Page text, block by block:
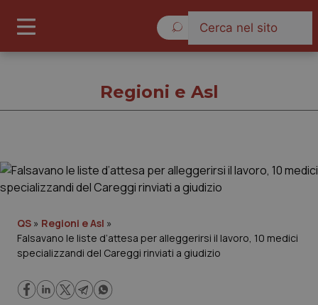
Governo e Parlamento
Regioni e Asl
Regioni e Asl
QS » Regioni e Asl »
Falsavano le liste d’attesa per alleggerirsi il lavoro, 10 medici
specializzandi del Careggi rinviati a giudizio